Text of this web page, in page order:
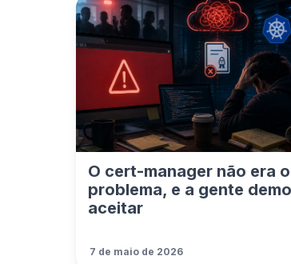
O cert-manager não era o
problema, e a gente
aceitar
7 de maio de 2026